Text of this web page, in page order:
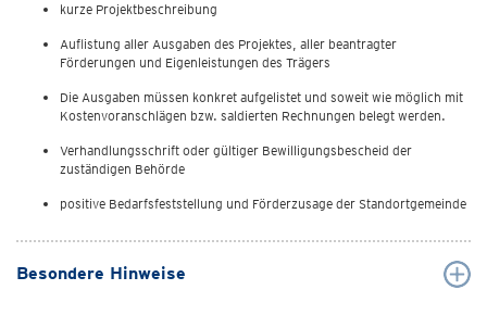
kurze Projektbeschreibung
Auflistung aller Ausgaben des Projektes, aller beantragter
Förderungen und Eigenleistungen des Trägers
Die Ausgaben müssen konkret aufgelistet und soweit wie möglich mit
Kostenvoranschlägen bzw. saldierten Rechnungen belegt werden.
Verhandlungsschrift oder gültiger Bewilligungsbescheid der
zuständigen Behörde
positive Bedarfsfeststellung und Förderzusage der Standortgemeinde
Besondere Hinweise